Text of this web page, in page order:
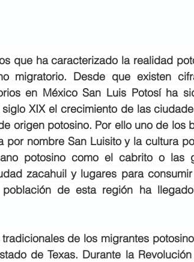
que ha caracterizado la realidad
migratorio. Desde que existen
en México San Luis Potosí ha
XIX el crecimiento de las
origen potosino. Por ello uno de los
por nombre San Luisito y la cultura
potosino como el cabrito o las
zacahuil y lugares para
de esta región ha
de los migrantes
de Texas. Durante la